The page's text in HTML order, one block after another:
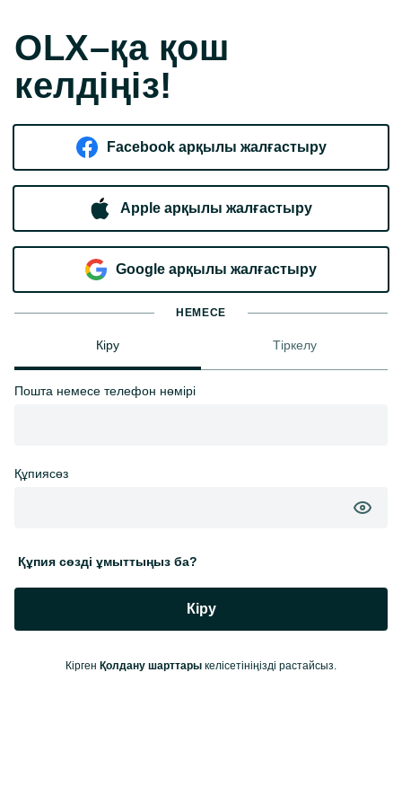
OLX–қа қош
келдіңіз!
Facebook арқылы жалғастыру
Apple арқылы жалғастыру
Google арқылы жалғастыру
НЕМЕСЕ
Кіру Тіркелу
Пошта немесе телефон нөмірі
Құпиясөз
Құпия сөзді ұмыттыңыз ба?
Кіру
Кірген Қолдану шарттары келісетініңізді растайсыз.